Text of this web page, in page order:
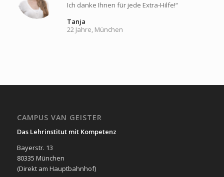
Ich danke Ihnen für jede Extra-Hilfe!“
Tanja
22 Jahre, München
CAMPUS VAN GEISTER
Das Lehrinstitut mit Kompetenz
Bayerstr. 13
80335 München
(Direkt am Hauptbahnhof)